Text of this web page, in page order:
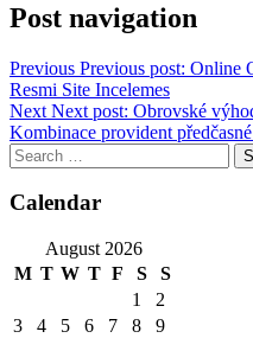
Post navigation
Previous Previous post: Online
Resmi Site Incelemes
Next Next post: Obrovské
Kombinace provident
Calendar
August 2026
M T W T F S
S
1
2
3
4 5 6 7 8
9